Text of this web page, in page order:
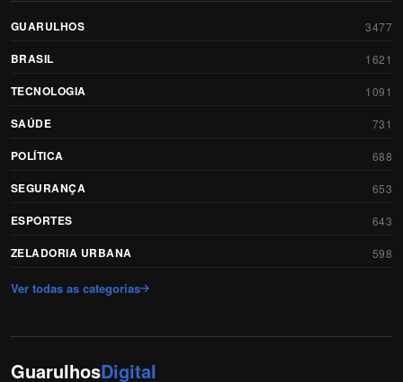
GUARULHOS 3477
BRASIL 1621
TECNOLOGIA 1091
SAÚDE 731
POLÍTICA 688
SEGURANÇA 653
ESPORTES 643
ZELADORIA URBANA 598
Ver todas as categorias
GuarulhosDigital